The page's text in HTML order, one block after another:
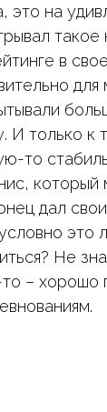
это на
в
для
И только к
то
который
дал
это
Не
то – хорошо